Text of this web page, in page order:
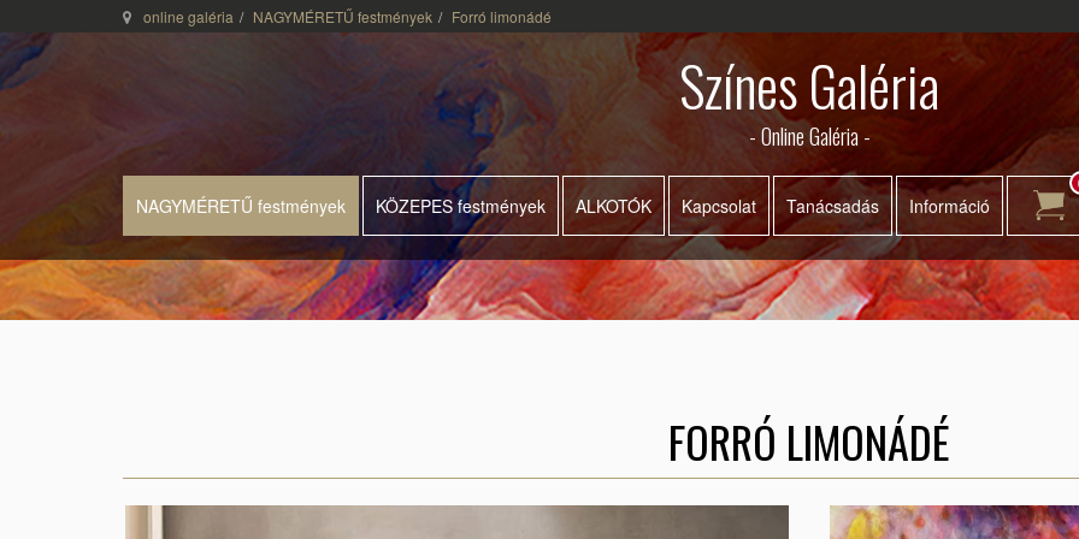
online galéria NAGYMÉRETŰ festmények Forró limonádé
Színes Galéria
- Online Galéria -
NAGYMÉRETŰ festmények KÖZEPES festmények ALKOTÓK Kapcsolat Tanácsadás Információ
FORRÓ LIMONÁDÉ